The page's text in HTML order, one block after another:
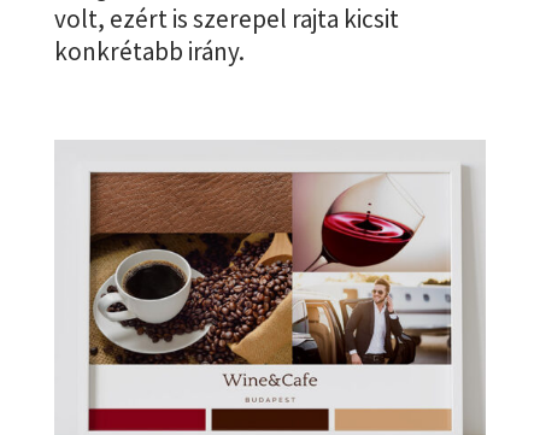
volt, ezért is szerepel rajta kicsit
konkrétabb irány.